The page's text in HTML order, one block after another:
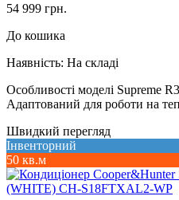
54 999 грн.
До кошика
Наявність: На складі
Особливості моделі Supreme
Адаптований для роботи на
Швидкий перегляд
Інвенторний
50 кв.м